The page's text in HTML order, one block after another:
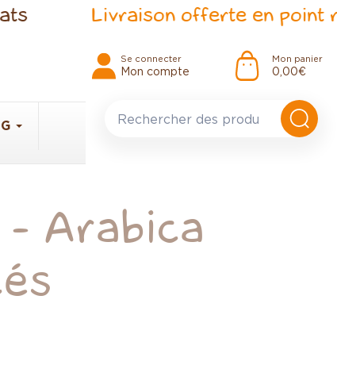
Livraison offerte en point relais
Se connecter
Mon compte
Mon panier
0,00 €
- Arabica